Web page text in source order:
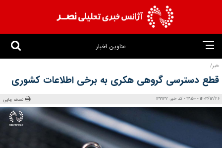
عناوین اخبار
خبر/
قطع دسترسی گروهی هکری به برخی اطلاعات کشوری
1403/12/26 - 13:50 - کد خبر: 133132 نسخه چاپی